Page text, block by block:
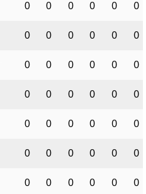
0 0 0 0 0 0
0 0 0 0 0 0
0 0 0 0 0 0
0 0 0 0 0 0
0 0 0 0 0 0
0 0 0 0 0 0
0 0 0 0 0 0